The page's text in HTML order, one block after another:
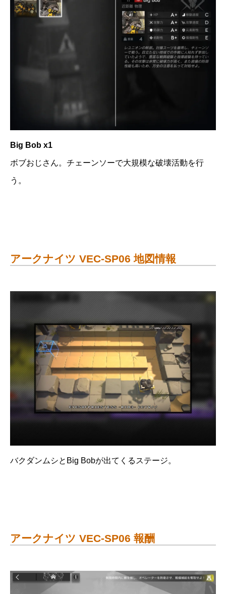
Big Bob x1
ボブおじさん。チェーンソーで大規模な破壊活動を行
う。
アークナイツ VEC-SP06 地図情報
バクダンムシとBig Bobが出てくるステージ。
アークナイツ VEC-SP06 報酬